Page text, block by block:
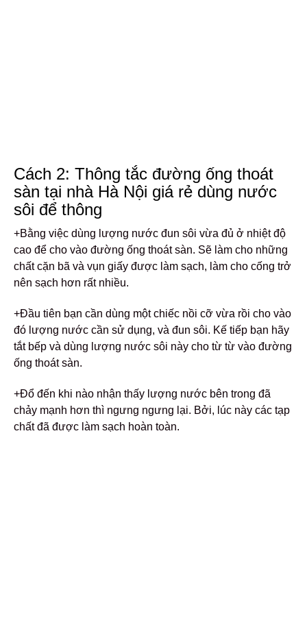
Cách 2: Thông tắc đường ống thoát
sàn tại nhà Hà Nội giá rẻ dùng nước
sôi để thông
+Bằng việc dùng lượng nước đun sôi vừa đủ ở nhiệt độ
cao để cho vào đường ống thoát sàn. Sẽ làm cho những
chất cặn bã và vụn giấy được làm sạch, làm cho cống trở
nên sạch hơn rất nhiều.
+Đầu tiên bạn cần dùng một chiếc nồi cỡ vừa rồi cho vào
đó lượng nước cần sử dụng, và đun sôi. Kế tiếp bạn hãy
tắt bếp và dùng lượng nước sôi này cho từ từ vào đường
ống thoát sàn.
+Đổ đến khi nào nhận thấy lượng nước bên trong đã
chảy mạnh hơn thì ngưng ngưng lại. Bởi, lúc này các tạp
chất đã được làm sạch hoàn toàn.